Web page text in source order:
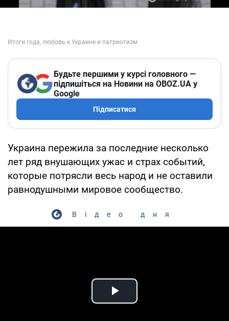
Будьте першими у курсі головного —
підпишіться на Новини на OBOZ.UA у
Google
Підписатися
Украина пережила за последние несколько
лет ряд внушающих ужас и страх событий,
которые потрясли весь народ и не оставили
равнодушными мировое сообщество.
Відео дня
Play Video